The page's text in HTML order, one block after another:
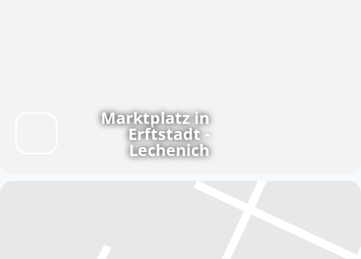
Marktplatz in
Erftstadt -
Lechenich